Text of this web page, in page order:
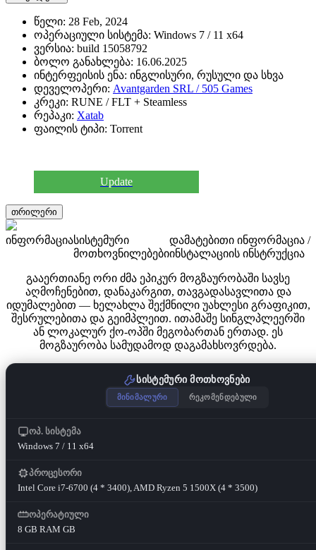
წელი: 28 Feb, 2024
ოპერაციული სისტემა: Windows 7 / 11 x64
ვერსია: build 15058792
ბოლო განახლება: 16.06.2025
ინტერფეისის ენა: ინგლისური, რუსული და სხვა
დეველოპერი: Avantgarden SRL / 505 Games
კრეკი: RUNE / FLT + Steamless
რეპაკი: Xatab
ფაილის ტიპი: Torrent
Update
თრილერი
ინფორმაციასისტემური
მოთხოვნილებები
დამატებითი ინფორმაცია /
ინსტალაციის ინსტრუქცია
გააერთიანე ორი ძმა ეპიკურ მოგზაურობაში სავსე
აღმოჩენებით, დანაკარგით, თავგადასავლითა და
იდუმალებით — ხელახლა შექმნილი უახლესი გრაფიკით,
შესრულებითა და გეიმპლეით. ითამაშე სინგლპლეერში
ან ლოკალურ ქო-ოპში მეგობართან ერთად. ეს
მოგზაურობა სამუდამოდ დაგამახსოვრდება.
სისტემური მოთხოვნები
მინიმალური რეკომენდებული
ოპ. სისტემა
Windows 7 / 11 x64
პროცესორი
Intel Core i7-6700 (4 * 3400), AMD Ryzen 5 1500X (4 * 3500)
ოპერატიული
8 GB RAM GB